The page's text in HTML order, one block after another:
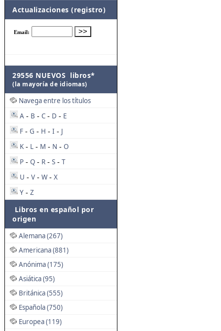
Actualizaciones (registro)
29556 NUEVOS libros*
(la mayoría de idiomas)
Navega entre los títulos
A - B - C - D - E
F - G - H - I - J
K - L - M - N - O
P - Q - R - S - T
U - V - W - X
Y - Z
Libros en español por
origen
Alemana (267)
Americana (881)
Anónima (175)
Asiática (95)
Británica (555)
Española (750)
Europea (119)